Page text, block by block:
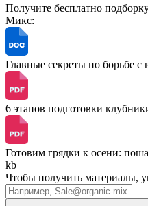
Получите бесплатно
Микс:
Главные секреты по борьбе с
6 этапов подготовки
Готовим грядки к осени:
kb
Чтобы получить материалы,